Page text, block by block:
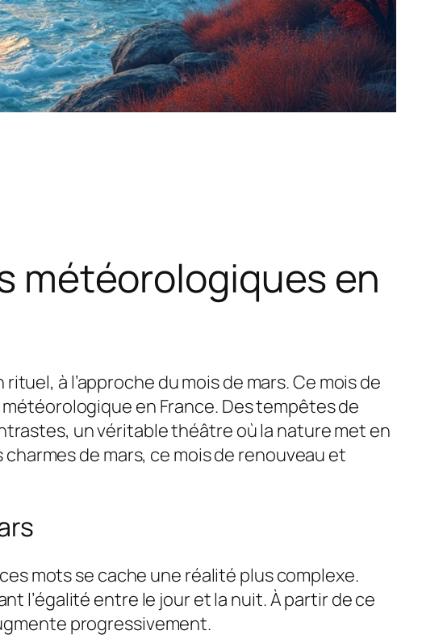
météorologiques en
à l’approche du mois de mars. Ce mois de
en France. Des tempêtes de
un véritable théâtre où la nature met en
de mars, ce mois de renouveau et
mots se cache une réalité plus complexe.
l’égalité entre le jour et la nuit. À partir de ce
progressivement.